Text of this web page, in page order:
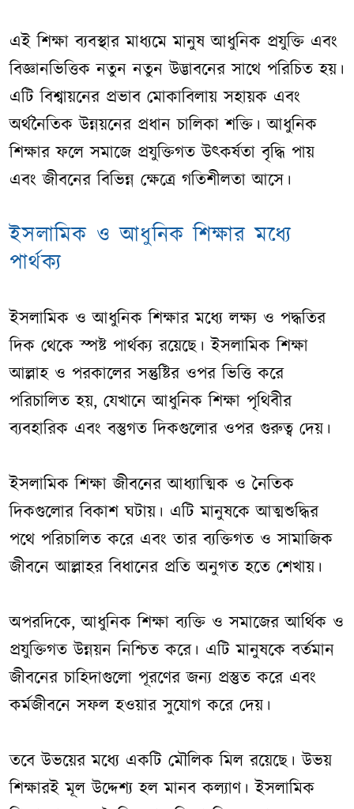
এই শিক্ষা ব্যবস্থার মাধ্যমে মানুষ আধুনিক প্রযুক্তি এবং
বিজ্ঞানভিত্তিক নতুন নতুন উদ্ভাবনের সাথে পরিচিত হয়।
এটি বিশ্বায়নের প্রভাব মোকাবিলায় সহায়ক এবং
অর্থনৈতিক উন্নয়নের প্রধান চালিকা শক্তি। আধুনিক
শিক্ষার ফলে সমাজে প্রযুক্তিগত উৎকর্ষতা বৃদ্ধি পায়
এবং জীবনের বিভিন্ন ক্ষেত্রে গতিশীলতা আসে।
ইসলামিক ও আধুনিক শিক্ষার মধ্যে
পার্থক্য
ইসলামিক ও আধুনিক শিক্ষার মধ্যে লক্ষ্য ও পদ্ধতির
দিক থেকে স্পষ্ট পার্থক্য রয়েছে। ইসলামিক শিক্ষা
আল্লাহ ও পরকালের সন্তুষ্টির ওপর ভিত্তি করে
পরিচালিত হয়, যেখানে আধুনিক শিক্ষা পৃথিবীর
ব্যবহারিক এবং বস্তুগত দিকগুলোর ওপর গুরুত্ব দেয়।
ইসলামিক শিক্ষা জীবনের আধ্যাত্মিক ও নৈতিক
দিকগুলোর বিকাশ ঘটায়। এটি মানুষকে আত্মশুদ্ধির
পথে পরিচালিত করে এবং তার ব্যক্তিগত ও সামাজিক
জীবনে আল্লাহর বিধানের প্রতি অনুগত হতে শেখায়।
অপরদিকে, আধুনিক শিক্ষা ব্যক্তি ও সমাজের আর্থিক ও
প্রযুক্তিগত উন্নয়ন নিশ্চিত করে। এটি মানুষকে বর্তমান
জীবনের চাহিদাগুলো পূরণের জন্য প্রস্তুত করে এবং
কর্মজীবনে সফল হওয়ার সুযোগ করে দেয়।
তবে উভয়ের মধ্যে একটি মৌলিক মিল রয়েছে। উভয়
শিক্ষারই মূল উদ্দেশ্য হল মানব কল্যাণ। ইসলামিক